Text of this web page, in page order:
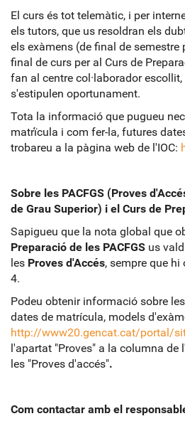
El curs és tot telemàtic, i per
els tutors, que us resoldran els
els exàmens (de final de semestre
final de curs per al Curs de
fan al centre col·laborador
s'estipulen oportunament.
Tota la informació que pugueu
matrḯcula i com fer-la, futures
trobareu a la pàgina web de l'IOC:
Sobre les PACFGS (Proves
de Grau Superior) i el Curs de
Sapigueu que la nota global que
Preparació de les PACFGS us
les Proves d'Accés, sempre que
4.
Podeu obtenir informació sobre
dates de matrícula, models
http://www20.gencat.cat/portal/
l'apartat "Proves" a la columna de
les "Proves d'accés".
Com contactar amb el